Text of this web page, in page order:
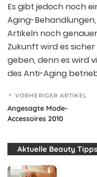
Es gibt jedoch noch
Aging-
Artikeln noch
Zukunft wird es
geben, denn es wird
des Anti-Aging
VORHERIGER ARTIKEL
Angesagte Mode-
Accessoires 2010
Aktuelle Beauty Tipps